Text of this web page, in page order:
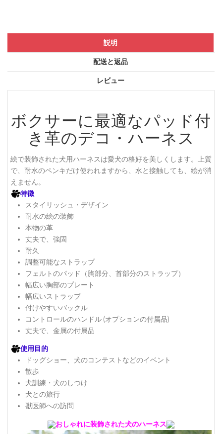
説明
配送と返品
レビュー
ボクサーに最適なパッド付
き革のデコ・ハーネス
絵で装飾された犬用ハーネスは愛犬の格好を美しくします。上質
で、耐水のペンキだけ使われますから、水と接触しても、絵が消
えません。
特徴
スタイリッシュ・デザイン
耐水の絵の装飾
本物の革
丈夫で、強固
耐久
調整可能なストラップ
フェルトのパッド（胸部分、首部分のストラップ）
幅広い胸部のプレート
幅広いストラップ
付けやすいバックル
コントロールのハンドル (オプションの付属品)
丈夫で、金属の付属品
使用目的
ドッグショー、犬のコンテストなどのイベント
散歩
犬訓練・犬のしつけ
犬との旅行
獣医師への訪問
おしゃれに装飾された犬のハーネス